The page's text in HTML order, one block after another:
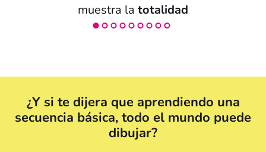
muestra la totalidad
¿Y si te dijera que aprendiendo una
secuencia básica, todo el mundo puede
dibujar?